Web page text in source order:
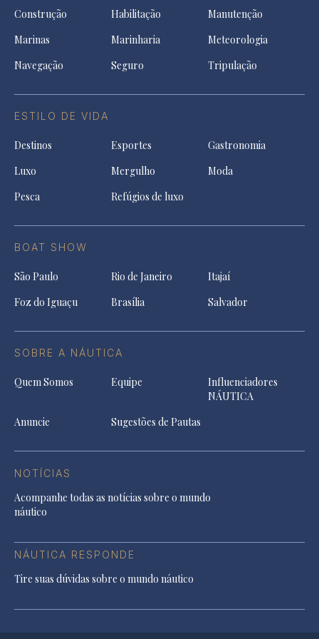
Construção Habilitação
Manutenção
Marinas
Marinharia
Meteorologia
Navegação
Seguro Tripulação
ESTILO DE VIDA
Destinos Esportes
Gastronomia
Luxo
Mergulho
Moda
Pesca
Refúgios de luxo
BOAT SHOW
São Paulo Rio de Janeiro
Itajaí
Foz do Iguaçu
Brasília Salvador
SOBRE A NÁUTICA
Quem Somos Equipe
Influenciadores
NÁUTICA
Anuncie
Sugestões de Pautas
NOTÍCIAS
Acompanhe todas as notícias sobre o mundo
náutico
NÁUTICA RESPONDE
Tire suas dúvidas sobre o mundo náutico